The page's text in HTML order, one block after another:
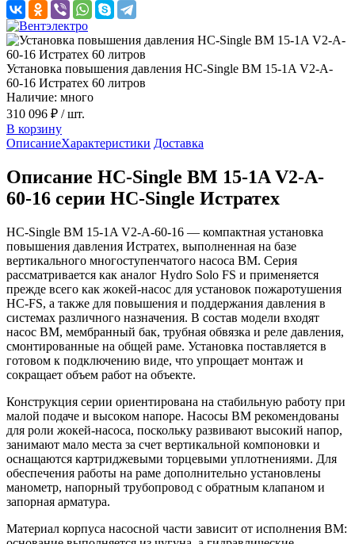
Установка повышения давления HC-Single BM 15-1A V2-A-
60-16 Истратех 60 литров
Наличие: много
310 096 ₽ / шт.
В корзину
ОписаниеХарактеристики Доставка
Описание HC-Single BM 15-1A V2-A-
60-16 серии HC-Single Истратех
HC-Single BM 15-1A V2-A-60-16 — компактная установка
повышения давления Истратех, выполненная на базе
вертикального многоступенчатого насоса BM. Серия
рассматривается как аналог Hydro Solo FS и применяется
прежде всего как жокей-насос для установок пожаротушения
HC-FS, а также для повышения и поддержания давления в
системах различного назначения. В состав модели входят
насос BM, мембранный бак, трубная обвязка и реле давления,
смонтированные на общей раме. Установка поставляется в
готовом к подключению виде, что упрощает монтаж и
сокращает объем работ на объекте.
Конструкция серии ориентирована на стабильную работу при
малой подаче и высоком напоре. Насосы BM рекомендованы
для роли жокей-насоса, поскольку развивают высокий напор,
занимают мало места за счет вертикальной компоновки и
оснащаются картриджевыми торцевыми уплотнениями. Для
обеспечения работы на раме дополнительно установлены
манометр, напорный трубопровод с обратным клапаном и
запорная арматура.
Материал корпуса насосной части зависит от исполнения BM: